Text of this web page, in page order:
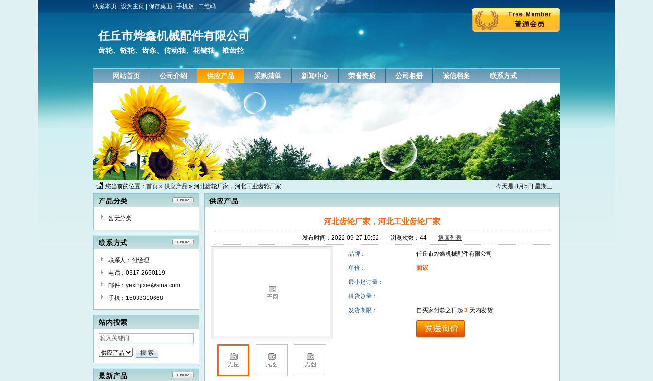
收藏本页 设为主页 保存桌面 手机版 二维码
任丘市烨鑫机械配件有限公司
齿轮、链轮、齿条、传动轴、花键轴、锥齿轮
网站首页 公司介绍 供应产品 采购清单 新闻中心 荣誉资质 公司相册 诚信档案 联系方式
今天是 8月5日 星期三
您当前的位置： 首页 » 供应产品 » 河北齿轮厂家，河北工业齿轮厂家
产品分类
暂无分类
联系方式
联系人：付经理
电话：0317-2650119
邮件：yexinjixie@sina.com
手机：15033310668
站内搜索
最新产品
供应产品
河北齿轮厂家，河北工业齿轮厂家
发布时间：2022-09-27 10:52 浏览次数：44 返回列表
品牌： 任丘市烨鑫机械配件有限公司
单价： 面议
最小起订量：
供货总量：
发货期限： 自买家付款之日起 3 天内发货